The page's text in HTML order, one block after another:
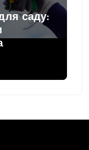
саду: